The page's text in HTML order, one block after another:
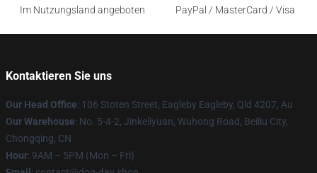
Im Nutzungsland angeboten
PayPal / MasterCard / Visa
Kontaktieren Sie uns
Our Head Office: 106 Stoten Street, Eagleby Eagleby, Qld 4207, Au
Our Warehouse: No. 5-4-2, Jinkeliyuan, Wuhong Road, Beiliu City,
Chongqing, CN
Hour: 9AM – 5PM (Mon – Fri)